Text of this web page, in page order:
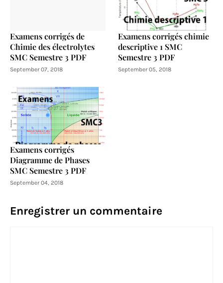
Examens corrigés de
Chimie des électrolytes
SMC Semestre 3 PDF
September 07, 2018
Examens corrigés chimie
descriptive 1 SMC
Semestre 3 PDF
September 05, 2018
Examens corrigés
Diagramme de Phases
SMC Semestre 3 PDF
September 04, 2018
Enregistrer un commentaire